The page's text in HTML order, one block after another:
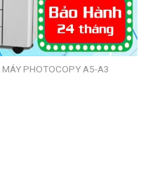
MÁY PHOTOCOPY A5-A3